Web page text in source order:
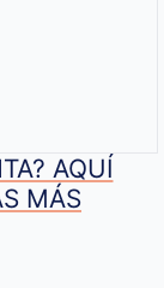
AQUÍ
MÁS